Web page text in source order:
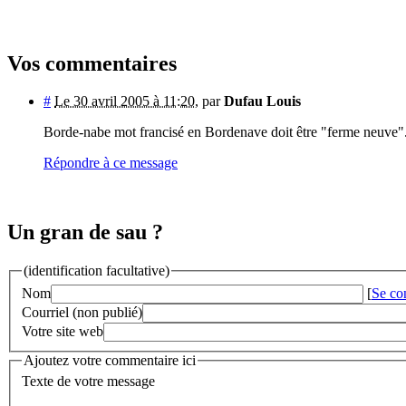
Vos commentaires
# Le 30 avril 2005 à 11:20, parDufau Louis
Borde-nabe mot francisé en Bordenave doit être "ferme neuve".
Répondre à ce message
Un gran de sau ?
(identification facultative)
Nom
[Se
Courriel (non publié)
Votre site web
Ajoutez votre commentaire ici
Texte de votre message